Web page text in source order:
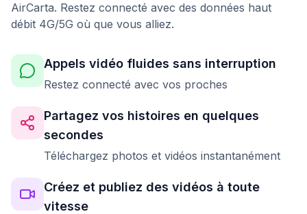
AirCarta. Restez connecté avec des données haut
débit 4G/5G où que vous alliez.
Appels vidéo fluides sans interruption
Restez connecté avec vos proches
Partagez vos histoires en quelques
secondes
Téléchargez photos et vidéos instantanément
Créez et publiez des vidéos à toute
vitesse